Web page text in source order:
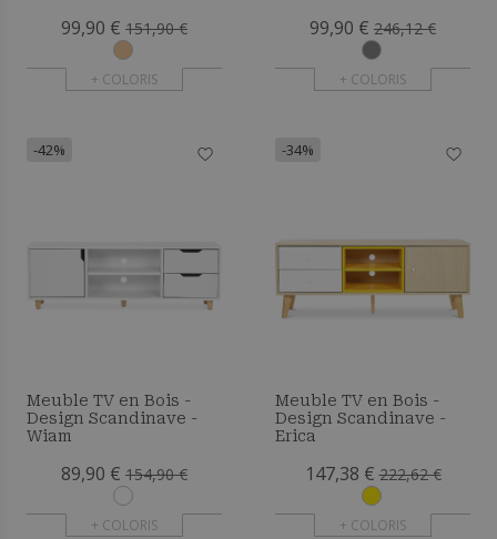
99,90 € 151,90 €
+ COLORIS
99,90 € 246,12 €
+ COLORIS
-42%
Meuble TV en Bois -
Design Scandinave -
Wiam
89,90 € 154,90 €
+ COLORIS
-34%
Meuble TV en Bois -
Design Scandinave -
Erica
147,38 € 222,62 €
+ COLORIS